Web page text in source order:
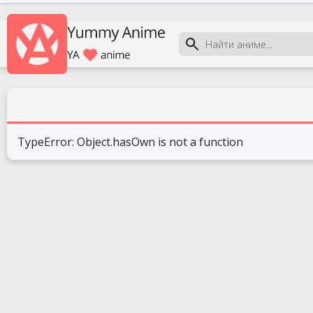
TypeError: Object.hasOwn is not a function